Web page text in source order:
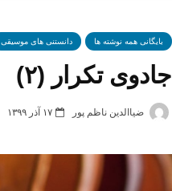
بایگانی همه نوشته ها دانستنی های موسیقی
جادوی تکرار (۲)
ضیاالدین ناظم پور ۱۷ آذر ۱۳۹۹